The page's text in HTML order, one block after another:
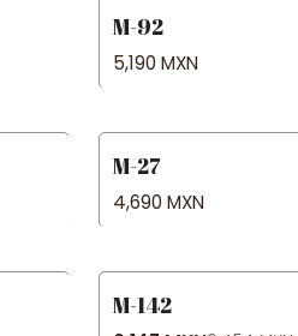
M-92
5,190 MXN
M-27
4,690 MXN
-5% OFF
M-142